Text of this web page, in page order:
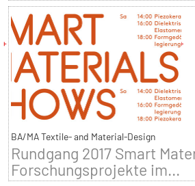
BA/MA Textile- and Material-Design
Rundgang 2017 Smart
Forschungsprojekte im...